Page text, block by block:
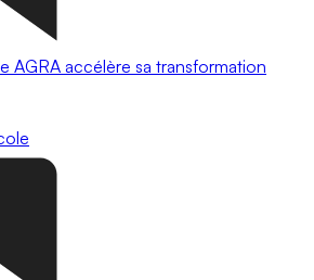
AGRA accélère sa transformation